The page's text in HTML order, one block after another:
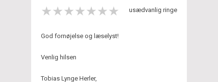
usædvanlig ringe
God fornøjelse og læselyst!
Venlig hilsen
Tobias Lynge Herler,